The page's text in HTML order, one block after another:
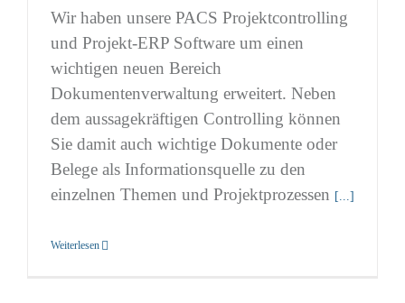
Wir haben unsere PACS Projektcontrolling
und Projekt-ERP Software um einen
wichtigen neuen Bereich
Dokumentenverwaltung erweitert. Neben
dem aussagekräftigen Controlling können
Sie damit auch wichtige Dokumente oder
Belege als Informationsquelle zu den
einzelnen Themen und Projektprozessen [...]
Weiterlesen